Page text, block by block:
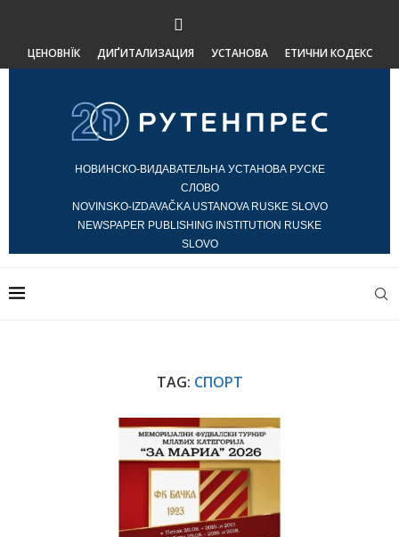
ЦЕНОВНЇК ДИҐИТАЛИЗАЦИЯ УСТАНОВА ЕТИЧНИ КОДЕКС
НОВИНСКО-ВИДАВАТЕЛЬНА УСТАНОВА РУСКЕ
СЛОВО
NOVINSKO-IZDAVAČKA USTANOVA RUSKE SLOVO
NEWSPAPER PUBLISHING INSTITUTION RUSKE
SLOVO
TAG: СПОРТ